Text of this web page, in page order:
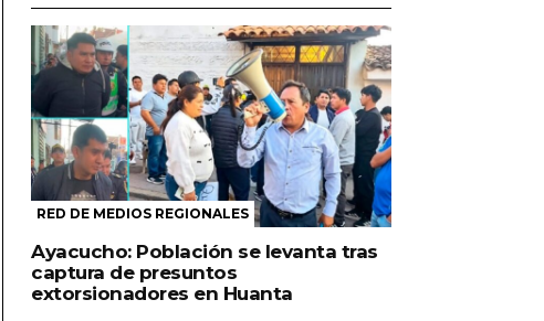
RED DE MEDIOS REGIONALES
Ayacucho: Población se levanta tras
captura de presuntos
extorsionadores en Huanta